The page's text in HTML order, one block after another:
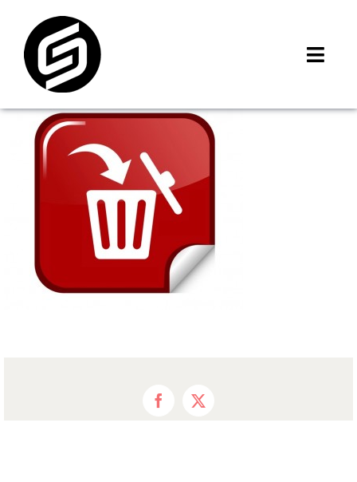
content
門市據點
iMCheck APP
iPhone 回收價
MSI 舊換新
Facebook
X